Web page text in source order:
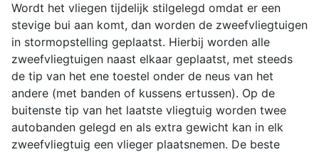
Wordt het vliegen tijdelijk stilgelegd omdat er een
stevige bui aan komt, dan worden de zweefvliegtuigen
in stormopstelling geplaatst. Hierbij worden alle
zweefvliegtuigen naast elkaar geplaatst, met steeds
de tip van het ene toestel onder de neus van het
andere (met banden of kussens ertussen). Op de
buitenste tip van het laatste vliegtuig worden twee
autobanden gelegd en als extra gewicht kan in elk
zweefvliegtuig een vlieger plaatsnemen. De beste